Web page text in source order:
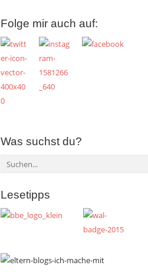
Folge mir auch auf:
Was suchst du?
Lesetipps